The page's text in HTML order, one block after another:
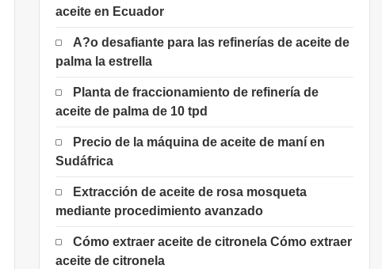
aceite en Ecuador
A?o desafiante para las refinerías de aceite de
palma la estrella
Planta de fraccionamiento de refinería de
aceite de palma de 10 tpd
Precio de la máquina de aceite de maní en
Sudáfrica
Extracción de aceite de rosa mosqueta
mediante procedimiento avanzado
Cómo extraer aceite de citronela Cómo extraer
aceite de citronela